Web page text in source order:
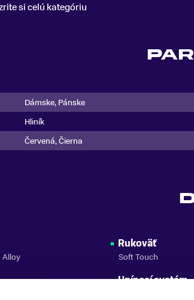
si celú kategóriu
Dámske, Pánske
Hliník
Červená, Čierna
Alloy
Rukoväť
Soft Touch
Upínací systém